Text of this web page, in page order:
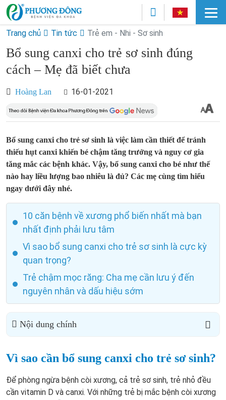
Trang chủ Tin tức Trẻ em - Nhi - Sơ sinh
Bổ sung canxi cho trẻ sơ sinh đúng
cách – Mẹ đã biết chưa
Hoàng Lan 16-01-2021
Bổ sung canxi cho trẻ sơ sinh là việc làm cần thiết để tránh
thiếu hụt canxi khiến bé chậm tăng trưởng và nguy cơ gia
tăng mắc các bệnh khác. Vậy, bổ sung canxi cho bé như thế
nào hay liều lượng bao nhiêu là đủ? Các mẹ cùng tìm hiểu
ngay dưới đây nhé.
10 căn bệnh về xương phổ biến nhất mà bạn
nhất định phải lưu tâm
Vì sao bổ sung canxi cho trẻ sơ sinh là cực kỳ
quan trọng?
Trẻ chậm mọc răng: Cha mẹ cần lưu ý đến
nguyên nhân và dấu hiệu sớm
Nội dung chính
Vì sao cần bổ sung canxi cho trẻ sơ sinh?
Để phòng ngừa bệnh còi xương, cả trẻ sơ sinh, trẻ nhỏ đều
cần vitamin D và canxi. Với những trẻ bị mắc bệnh còi xương